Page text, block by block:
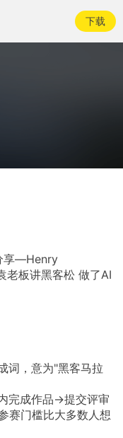
下载
享—Henry
老板讲黑客松 做了AI
词，意为"黑客马拉
完成作品→提交评审
赛门槛比大多数人想